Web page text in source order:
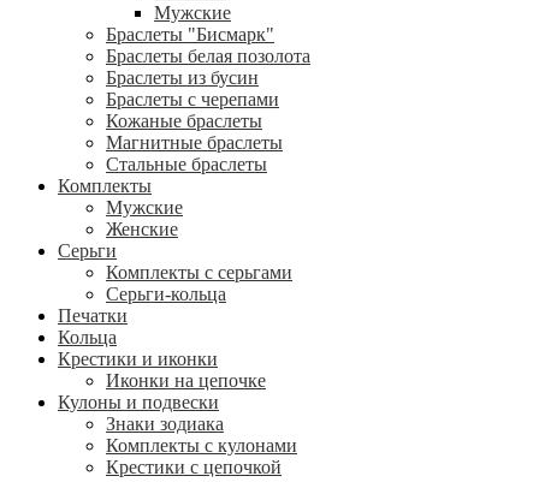
Мужские
Браслеты "Бисмарк"
Браслеты белая позолота
Браслеты из бусин
Браслеты с черепами
Кожаные браслеты
Магнитные браслеты
Стальные браслеты
Комплекты
Мужские
Женские
Серьги
Комплекты с серьгами
Серьги-кольца
Печатки
Кольца
Крестики и иконки
Иконки на цепочке
Кулоны и подвески
Знаки зодиака
Комплекты с кулонами
Крестики с цепочкой